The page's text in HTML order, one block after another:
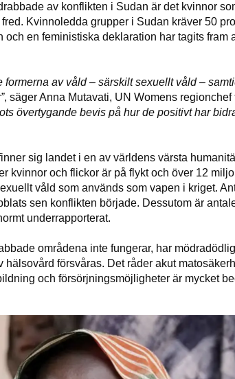
av konflikten i Sudan är det kvinnor
Kvinnoledda grupper i Sudan kräver 50
en feministiska deklaration har tagits fram
formerna av våld – särskilt sexuellt våld –
, säger Anna Mutavati, UN Womens regionchef
övertygande bevis på hur de positivt har
sig landet i en av världens värsta
kvinnor och flickor är på flykt och över 12
våld som används som vapen i kriget.
sen konflikten började. Dessutom är
underrapporterat.
områdena inte fungerar, har
försvåras. Det råder akut
och försörjningsmöjligheter är mycket